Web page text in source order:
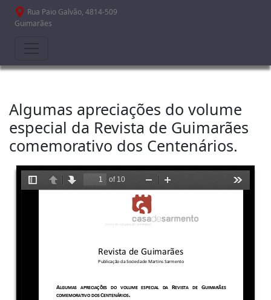
Passar para o conteúdo principal
Rua Paio Galvão, 4814-509
Guimarães
Algumas apreciações do volume
especial da Revista de Guimarães
comemorativo dos Centenários.